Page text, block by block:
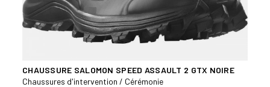
CHAUSSURE SALOMON SPEED ASSAULT 2 GTX NOIRE
Chaussures d'intervention / Cérémonie